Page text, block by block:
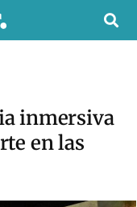
inmersiva
en las